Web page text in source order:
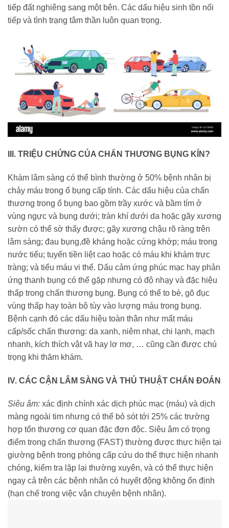
tiếp đất nghiêng sang một bên. Các dấu hiệu sinh tồn nối
tiếp và tình trạng tâm thần luôn quan trọng.
III. TRIỆU CHỨNG CỦA CHẤN THƯƠNG BỤNG KÍN?
Khám lâm sàng có thể bình thường ở 50% bệnh nhân bị
chảy máu trong ổ bụng cấp tính. Các dấu hiệu của chấn
thương trong ổ bụng bao gồm trầy xước và bầm tím ở
vùng ngực và bụng dưới; tràn khí dưới da hoặc gãy xương
sườn có thể sờ thấy được; gãy xương chậu rõ ràng trên
lâm sàng; đau bụng,đề kháng hoặc cứng khớp; máu trong
nước tiểu; tuyến tiền liệt cao hoặc có máu khi khám trực
tràng; và tiểu máu vi thể. Dấu cảm ứng phúc mạc hay phản
ứng thanh bụng có thể gặp nhưng có độ nhạy và đặc hiệu
thấp trong chấn thương bụng. Bụng có thể to bè, gõ đục
vùng thấp hay toàn bộ tùy vào lượng máu trong bụng.
Bệnh cạnh đó các dấu hiệu toàn thân như mất máu
cấp/sốc chấn thương: da xanh, niêm nhạt, chi lạnh, mạch
nhanh, kích thích vật vã hay lơ mơ, … cũng cần được chú
trọng khi thăm khám.
IV. CÁC CẬN LÂM SÀNG VÀ THỦ THUẬT CHẨN ĐOÁN
Siêu âm: xác định chính xác dịch phúc mạc (máu) và dịch
màng ngoài tim nhưng có thể bỏ sót tới 25% các trường
hợp tổn thương cơ quan đặc đơn độc. Siêu âm có trọng
điểm trong chấn thương (FAST) thường được thực hiện tại
giường bệnh trong phòng cấp cứu do thể thực hiện nhanh
chóng, kiểm tra lặp lại thường xuyên, và có thể thực hiện
ngay cả trên các bệnh nhân có huyết động không ổn định
(hạn chế trong việc vận chuyên bệnh nhân).